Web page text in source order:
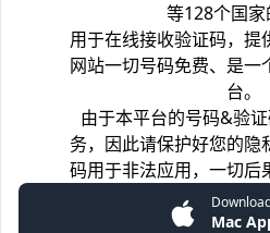
等128个国家
用于在线接收验证码，提
网站一切号码免费、是一
台。
由于本平台的号码&验
务，因此请保护好您的隐
码用于非法应用，一切后
Mac